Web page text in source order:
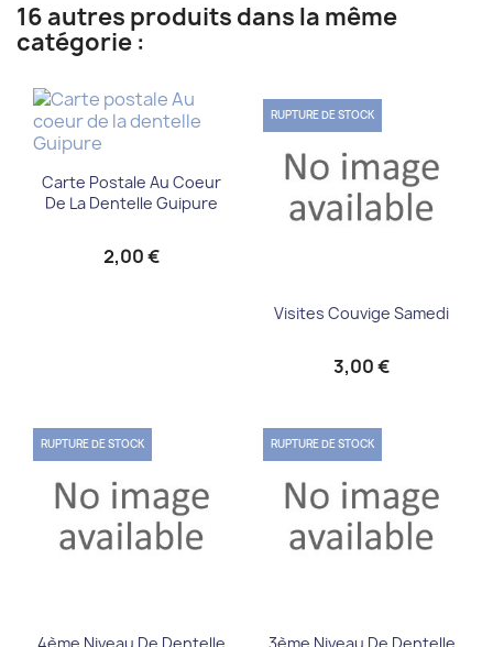
16 autres produits dans la même
catégorie :
Carte Postale Au Coeur
De La Dentelle Guipure
2,00 €
Visites Couvige Samedi
3,00 €
RUPTURE DE STOCK
4ème Niveau De Dentelle
RUPTURE DE STOCK
3ème Niveau De Dentelle
RUPTURE DE STOCK